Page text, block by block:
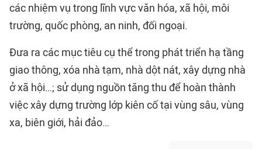
các nhiệm vụ trong lĩnh vực văn hóa, xã hội, môi
trường, quốc phòng, an ninh, đối ngoại.
Đưa ra các mục tiêu cụ thể trong phát triển hạ tầng
giao thông, xóa nhà tạm, nhà dột nát, xây dựng nhà
ở xã hội…; sử dụng nguồn tăng thu để hoàn thành
việc xây dựng trường lớp kiên cố tại vùng sâu, vùng
xa, biên giới, hải đảo…